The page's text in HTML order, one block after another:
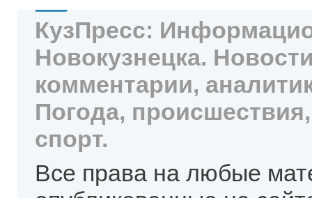
КузПресс:
Новокузнецка.
комментарии,
Погода,
спорт.
Все права на любые